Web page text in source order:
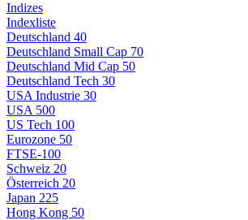
Indizes
Indexliste
Deutschland 40
Deutschland Small Cap 70
Deutschland Mid Cap 50
Deutschland Tech 30
USA Industrie 30
USA 500
US Tech 100
Eurozone 50
FTSE-100
Schweiz 20
Österreich 20
Japan 225
Hong Kong 50